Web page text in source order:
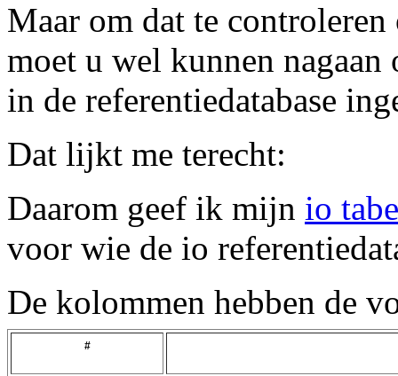
Maar om dat te
moet u wel kunnen nagaan
in de referentiedatabase
Dat lijkt me terecht:
Daarom geef ik mijn io
voor wie de io
De kolommen hebben de
#